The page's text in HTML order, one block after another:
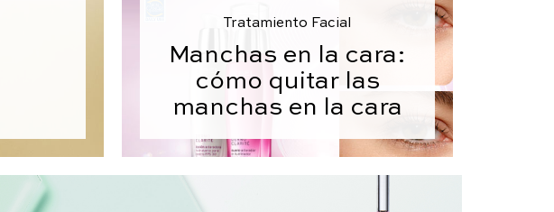
Tratamiento Facial
Manchas en la cara:
cómo quitar las
manchas en la cara